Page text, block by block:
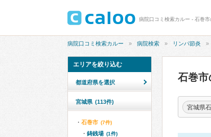
病院口コミ検索カルー - 石巻
病院口コミ検索カルー 病院検索 リンパ節炎
石巻市
宮城県
エリアを絞り込む
都道府県を選択
宮城県 (113件)
石巻市 (7件)
鋳銭場 (1件)